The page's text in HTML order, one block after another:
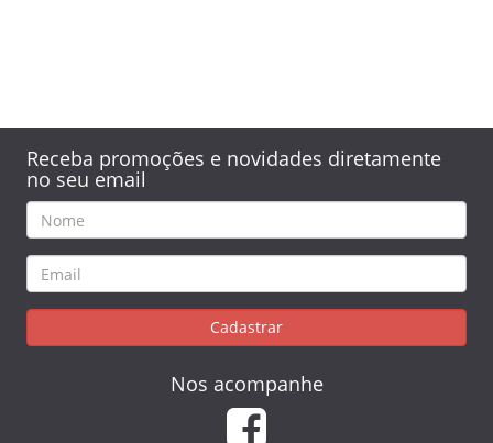
Receba promoções e novidades diretamente
no seu email
Cadastrar
Nos acompanhe